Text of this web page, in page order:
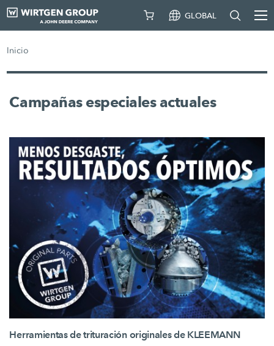
GLOBAL
Inicio
Campañas especiales actuales
Herramientas de trituración originales de KLEEMANN